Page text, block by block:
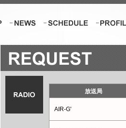
REQUEST
放送局
AIR-G'